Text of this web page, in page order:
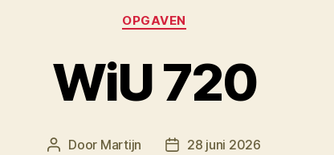
Categorieën
OPGAVEN
WiU 720
Berichtauteur
Door Martijn Berichtdatum
28 juni 2026